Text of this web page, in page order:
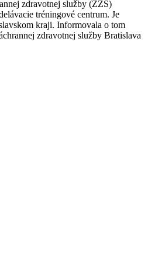
zdravotnej služby (ZZS)
tréningové centrum. Je
kraji. Informovala o tom
zdravotnej služby Bratislava